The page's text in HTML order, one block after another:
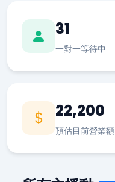
31
一對一等待中
22,200
預估目前營業額